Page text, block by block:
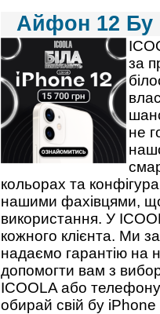
Айфон 12 Бу
за
не
кольорах та
нашими фахівцями,
використання. У
кожного клієнта. Ми
надаємо гарантію на
допомогти вам з
ICOOLA або
обирай свій бу